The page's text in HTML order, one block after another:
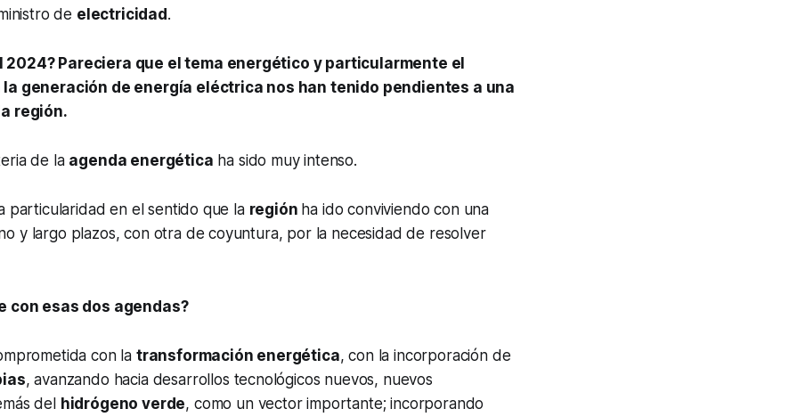
de electricidad.
2024? Pareciera que el tema energético y particularmente el
generación de energía eléctrica nos han tenido pendientes a una
región.
de la agenda energética ha sido muy intenso.
particularidad en el sentido que la región ha ido conviviendo con una
y largo plazos, con otra de coyuntura, por la necesidad de resolver
con esas dos agendas?
con la transformación energética, con la incorporación de
, avanzando hacia desarrollos tecnológicos nuevos, nuevos
del hidrógeno verde, como un vector importante; incorporando